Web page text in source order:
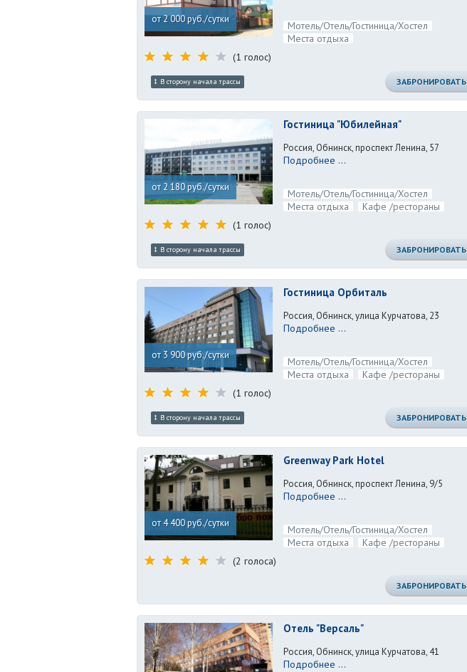
от 2 000 руб./сутки
Мотель/Отель/Гостиница/Хостел
Места отдыха
(1 голос)
В сторону начала трассы ЗАБРОНИРОВАТЬ
от 2 180 руб./сутки
Гостиница "Юбилейная"
Россия, Обнинск, проспект Ленина, 57
Подробнее ...
Мотель/Отель/Гостиница/Хостел
Места отдыха
Кафе /рестораны
(1 голос)
В сторону начала трассы ЗАБРОНИРОВАТЬ
от 3 900 руб./сутки
Гостиница Орбиталь
Россия, Обнинск, улица Курчатова, 23
Подробнее ...
Мотель/Отель/Гостиница/Хостел
Места отдыха
Кафе /рестораны
(1 голос)
В сторону начала трассы ЗАБРОНИРОВАТЬ
от 4 400 руб./сутки
Greenway Park Hotel
Россия, Обнинск, проспект Ленина, 9/5
Подробнее ...
Мотель/Отель/Гостиница/Хостел
Места отдыха
Кафе /рестораны
(2 голоса)
ЗАБРОНИРОВАТЬ
Отель "Версаль"
Россия, Обнинск, улица Курчатова, 41
Подробнее ...